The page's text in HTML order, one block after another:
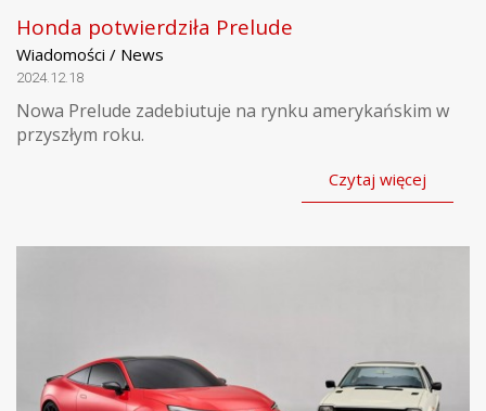
Honda potwierdziła Prelude
Wiadomości / News
2024.12.18
Nowa Prelude zadebiutuje na rynku amerykańskim w
przyszłym roku.
Czytaj więcej